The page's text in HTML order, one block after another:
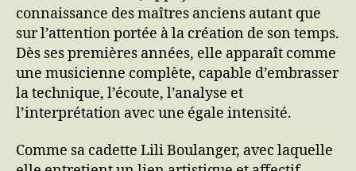
connaissance des maîtres anciens autant que
sur l’attention portée à la création de son temps.
Dès ses premières années, elle apparaît comme
une musicienne complète, capable d’embrasser
la technique, l’écoute, l’analyse et
l’interprétation avec une égale intensité.
Comme sa cadette Lili Boulanger, avec laquelle